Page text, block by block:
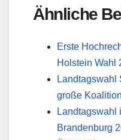
Ähnliche
Erste
Holstein Wahl
Landtagswahl
große
Landtagswahl
Brandenburg